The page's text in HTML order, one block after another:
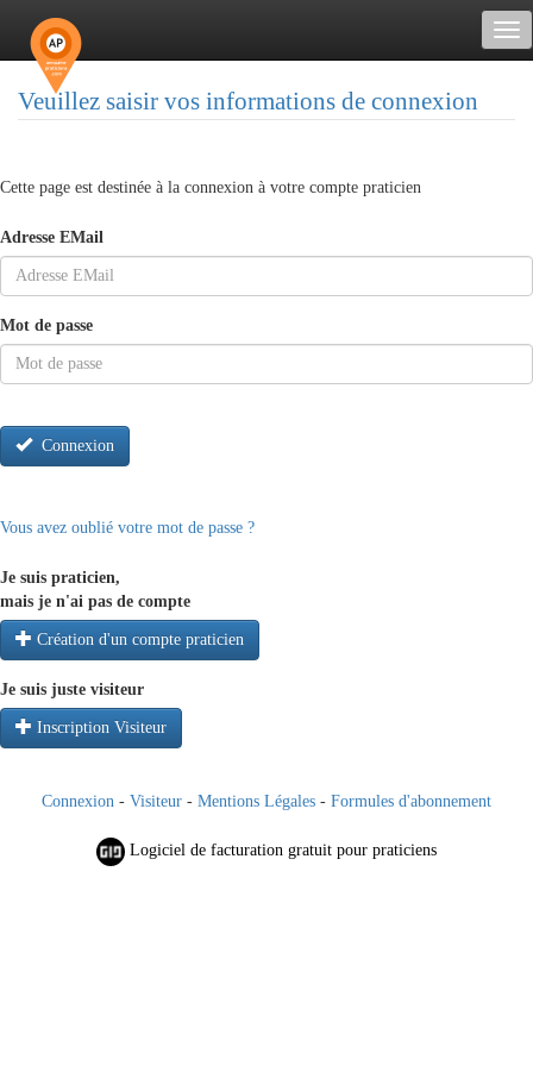
Veuillez saisir vos informations de connexion
Cette page est destinée à la connexion à votre compte praticien
Adresse EMail
Mot de passe
Connexion
Vous avez oublié votre mot de passe ?
Je suis praticien,
mais je n'ai pas de compte
Création d'un compte praticien
Je suis juste visiteur
Inscription Visiteur
Connexion - Visiteur - Mentions Légales - Formules d'abonnement
Logiciel de facturation gratuit pour praticiens